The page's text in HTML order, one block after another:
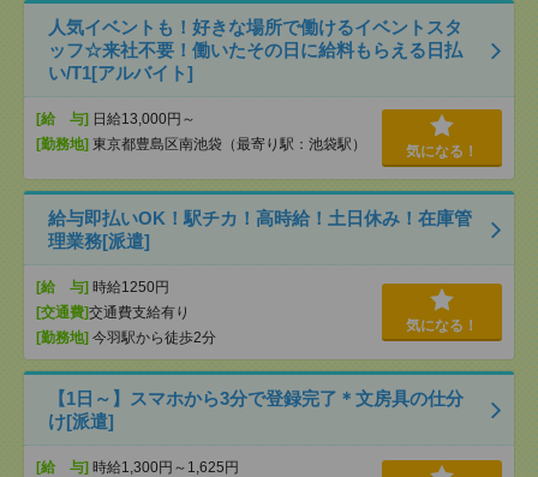
人気イベントも！好きな場所で働けるイベントスタ
ッフ☆来社不要！働いたその日に給料もらえる日払
い/T1[アルバイト]
[給 与] 日給13,000円～
[勤務地] 東京都豊島区南池袋（最寄り駅：池袋駅） 気になる！
給与即払いOK！駅チカ！高時給！土日休み！在庫管
理業務[派遣]
[給 与] 時給1250円
[交通費]交通費支給有り
[勤務地] 今羽駅から徒歩2分
気になる！
【1日～】スマホから3分で登録完了＊文房具の仕分
け[派遣]
[給 与] 時給1,300円～1,625円